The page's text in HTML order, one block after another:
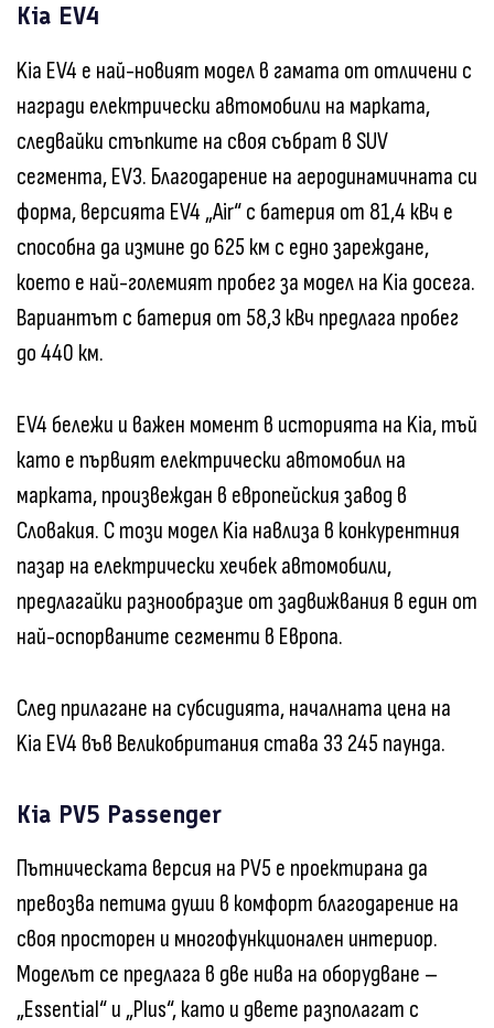
Kia EV4
Kia EV4 е най-новият модел в гамата от отличени с
награди електрически автомобили на марката,
следвайки стъпките на своя събрат в SUV
сегмента, EV3. Благодарение на аеродинамичната си
форма, версията EV4 „Air“ с батерия от 81,4 кВч е
способна да измине до 625 км с едно зареждане,
което е най-големият пробег за модел на Kia досега.
Вариантът с батерия от 58,3 кВч предлага пробег
до 440 км.
EV4 бележи и важен момент в историята на Kia, тъй
като е първият електрически автомобил на
марката, произвеждан в европейския завод в
Словакия. С този модел Kia навлиза в конкурентния
пазар на електрически хечбек автомобили,
предлагайки разнообразие от задвижвания в един от
най-оспорваните сегменти в Европа.
След прилагане на субсидията, началната цена на
Kia EV4 във Великобритания става 33 245 паунда.
Kia PV5 Passenger
Пътническата версия на PV5 е проектирана да
превозва петима души в комфорт благодарение на
своя просторен и многофункционален интериор.
Моделът се предлага в две нива на оборудване –
„Essential“ и „Plus“, като и двете разполагат с